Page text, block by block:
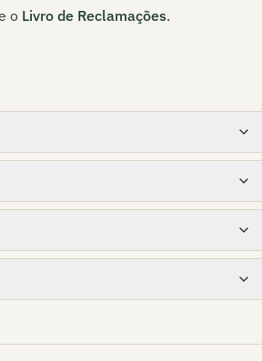
o Livro de Reclamações.